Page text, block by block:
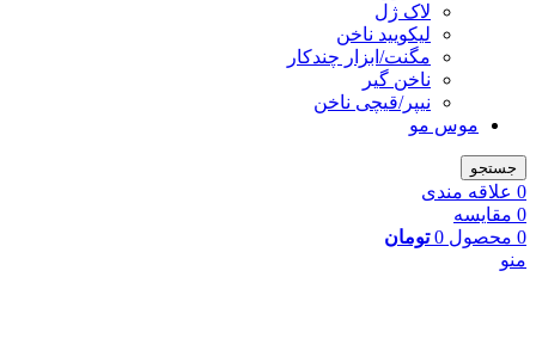
لاک ژل
لیکوييد ناخن
مگنت/ابزار چندکار
ناخن گیر
نیپر/قیچی ناخن
موس مو
جستجو
0 علاقه مندی
0 مقایسه
0 محصول 0 تومان
منو